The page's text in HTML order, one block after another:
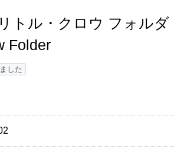
トル・クロウ フォルダ
Folder
した